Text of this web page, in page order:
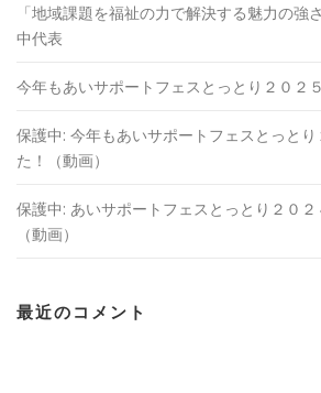
「地域課題を福祉の⼒で解決する魅⼒の
中代表
今年もあいサポートフェスとっとり２０２
保護中: 今年もあいサポートフェスとっと
た！（動画）
保護中: あいサポートフェスとっとり２０２
（動画）
最近のコメント